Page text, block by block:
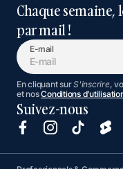
Chaque semaine,
par mail !
E-mail
En cliquant surS'inscrire,
et nosConditions
Suivez-nous